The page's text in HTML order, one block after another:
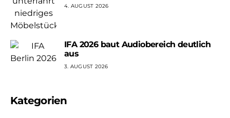
4. AUGUST 2026
IFA 2026 baut Audiobereich deutlich
aus
3. AUGUST 2026
Kategorien